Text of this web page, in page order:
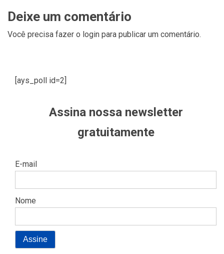
Deixe um comentário
Você precisa fazer o login para publicar um comentário.
[ays_poll id=2]
Assina nossa newsletter
gratuitamente
E-mail
Nome